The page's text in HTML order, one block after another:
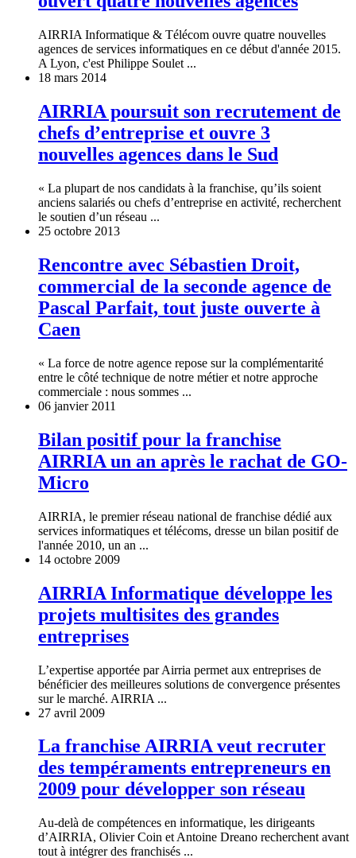
AIRRIA Informatique & Télécom ouvre quatre nouvelles
agences de services informatiques en ce début d'année 2015.
A Lyon, c'est Philippe Soulet ...
18 mars 2014
AIRRIA poursuit son recrutement de
chefs d’entreprise et ouvre 3
nouvelles agences dans le Sud
« La plupart de nos candidats à la franchise, qu’ils soient
anciens salariés ou chefs d’entreprise en activité, recherchent
le soutien d’un réseau ...
25 octobre 2013
Rencontre avec Sébastien Droit,
commercial de la seconde agence de
Pascal Parfait, tout juste ouverte à
Caen
« La force de notre agence repose sur la complémentarité
entre le côté technique de notre métier et notre approche
commerciale : nous sommes ...
06 janvier 2011
Bilan positif pour la franchise
AIRRIA un an après le rachat de GO-
Micro
AIRRIA, le premier réseau national de franchise dédié aux
services informatiques et télécoms, dresse un bilan positif de
l'année 2010, un an ...
14 octobre 2009
AIRRIA Informatique développe les
projets multisites des grandes
entreprises
L’expertise apportée par Airria permet aux entreprises de
bénéficier des meilleures solutions de convergence présentes
sur le marché. AIRRIA ...
27 avril 2009
La franchise AIRRIA veut recruter
des tempéraments entrepreneurs en
2009 pour développer son réseau
Au-delà de compétences en informatique, les dirigeants
d’AIRRIA, Olivier Coin et Antoine Dreano recherchent avant
tout à intégrer des franchisés ...